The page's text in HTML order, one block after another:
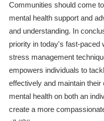
Communities should come
mental health support and
and understanding. In
priority in today's fast-paced
stress management
empowers individuals to
effectively and maintain
mental health on both an
create a more